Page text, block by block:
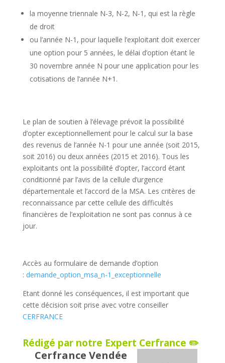
la moyenne triennale N-3, N-2, N-1, qui est la règle
de droit
ou l’année N-1, pour laquelle l’exploitant doit exercer
une option pour 5 années, le délai d’option étant le
30 novembre année N pour une application pour les
cotisations de l’année N+1.
Le plan de soutien à l’élevage prévoit la possibilité
d’opter exceptionnellement pour le calcul sur la base
des revenus de l’année N-1 pour une année (soit 2015,
soit 2016) ou deux années (2015 et 2016). Tous les
exploitants ont la possibilité d’opter, l’accord étant
conditionné par l’avis de la cellule d’urgence
départementale et l’accord de la MSA. Les critères de
reconnaissance par cette cellule des difficultés
financières de l’exploitation ne sont pas connus à ce
jour.
Accès au formulaire de demande d’option
: demande_option_msa_n-1_exceptionnelle
Etant donné les conséquences, il est important que
cette décision soit prise avec votre conseiller
CERFRANCE
Rédigé par notre Expert Cerfrance ✏️
Cerfrance Vendée